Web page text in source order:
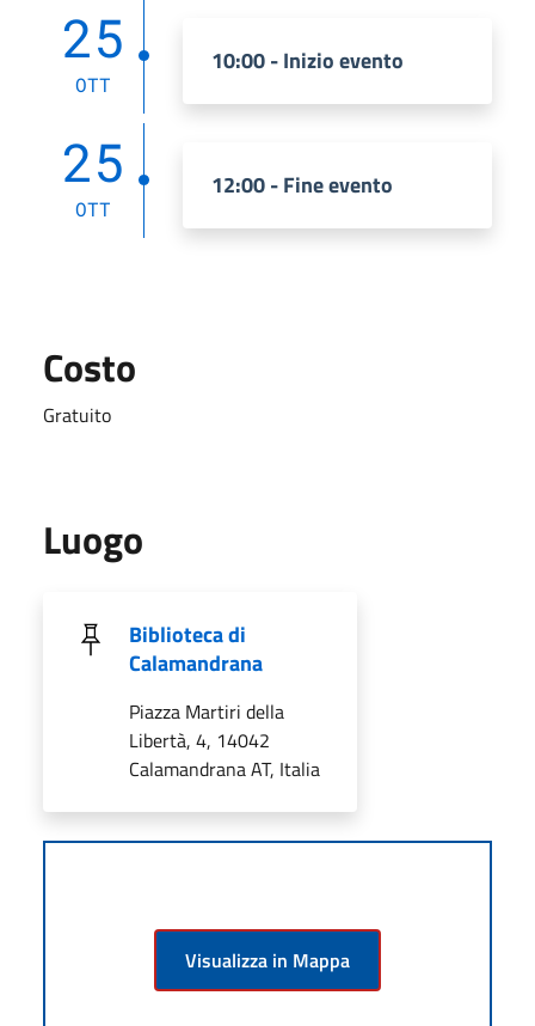
25
OTT
10:00 - Inizio evento
25
OTT
12:00 - Fine evento
Costo
Gratuito
Luogo
Biblioteca di
Calamandrana
Piazza Martiri della
Libertà, 4, 14042
Calamandrana AT, Italia
Visualizza in Mappa